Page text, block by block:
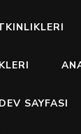
SAYFASI